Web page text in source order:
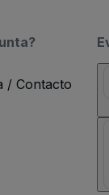
/ Contacto